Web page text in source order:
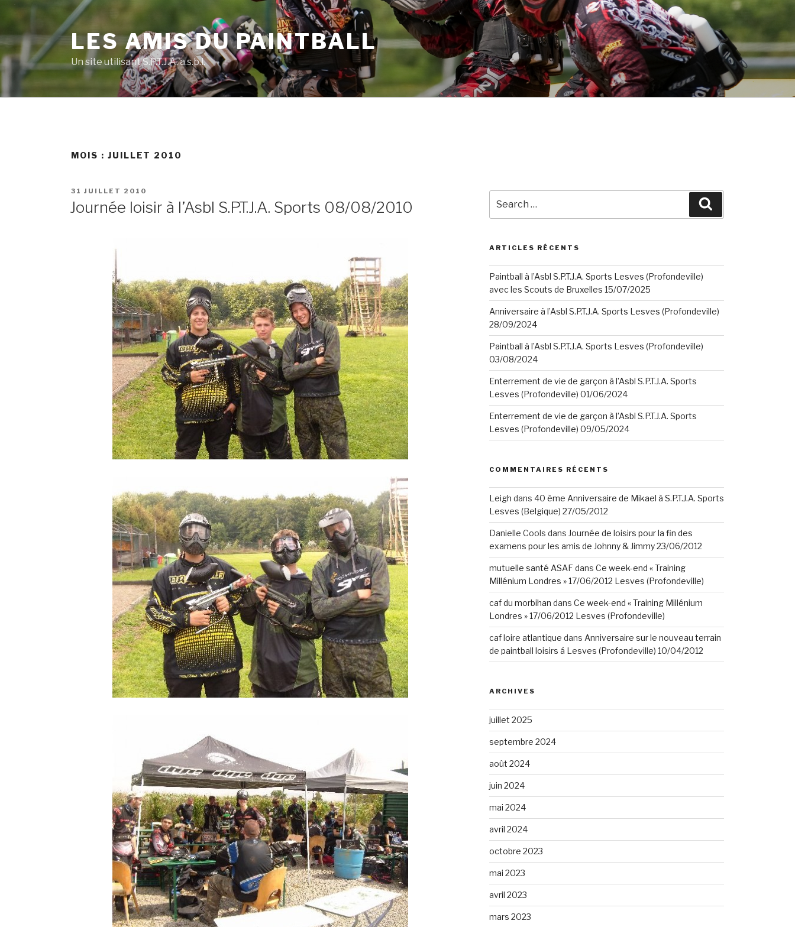
content
LES AMIS DU PAINTBALL
Un site utilisant S.P.T.J.A. a.s.b.l.
MOIS : JUILLET 2010
POSTED
31 JUILLET 2010
Journée loisir à l’Asbl S.P.T.J.A. Sports 08/08/2010
for:
ARTICLES RÉCENTS
Paintball à l’Asbl S.P.T.J.A. Sports Lesves (Profondeville)
avec les Scouts de Bruxelles 15/07/2025
Anniversaire à l’Asbl S.P.T.J.A. Sports Lesves (Profondeville)
28/09/2024
Paintball à l’Asbl S.P.T.J.A. Sports Lesves (Profondeville)
03/08/2024
Enterrement de vie de garçon à l’Asbl S.P.T.J.A. Sports
Lesves (Profondeville) 01/06/2024
Enterrement de vie de garçon à l’Asbl S.P.T.J.A. Sports
Lesves (Profondeville) 09/05/2024
COMMENTAIRES RÉCENTS
Leigh dans 40 ème Anniversaire de Mikael à S.P.T.J.A. Sports
Lesves (Belgique) 27/05/2012
Danielle Cools dans Journée de loisirs pour la fin des
examens pour les amis de Johnny & Jimmy 23/06/2012
mutuelle santé ASAFdans Ce week-end « Training
Millénium Londres » 17/06/2012 Lesves (Profondeville)
caf du morbihan dans Ce week-end « Training Millénium
Londres » 17/06/2012 Lesves (Profondeville)
caf loire atlantique dans Anniversaire sur le nouveau terrain
de paintball loisirs á Lesves (Profondeville) 10/04/2012
ARCHIVES
juillet 2025
septembre 2024
août 2024
juin 2024
mai 2024
avril 2024
octobre 2023
mai 2023
avril 2023
mars 2023